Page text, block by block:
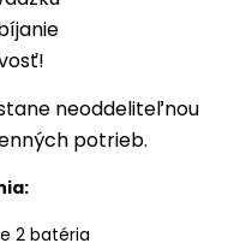
neoddeliteľnou
potrieb.
2 batéria